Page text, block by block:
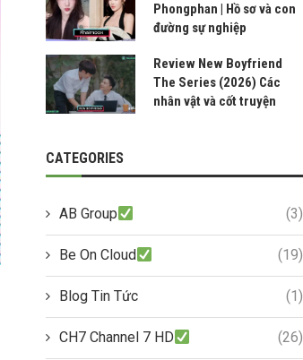
Phongphan | Hồ sơ và con
đường sự nghiệp
Review New Boyfriend
The Series (2026) Các
nhân vật và cốt truyện
CATEGORIES
AB Group (3)
Be On Cloud (19)
Blog Tin Tức (1)
CH7 Channel 7 HD (26)